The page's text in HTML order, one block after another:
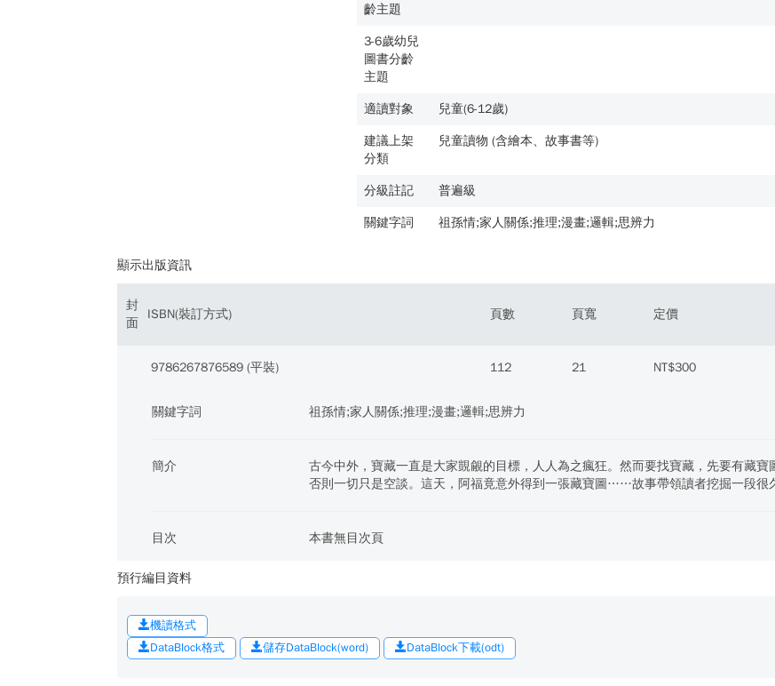
齡主題
3-6歲幼兒
圖書分齡
主題
適讀對象 兒童(6-12歲)
建議上架
分類
兒童讀物 (含繪本、故事書等)
分級註記 普遍級
關鍵字詞 祖孫情;家人關係;推理;漫畫;邏輯;思辨力
顯示出版資訊
封
面
ISBN(裝訂方式) 頁數 頁寬 定價
9786267876589 (平裝) 112 21 NT$300
關鍵字詞 祖孫情;家人關係;推理;漫畫;邏輯;思辨力
簡介
古今中外，寶藏一直是大家覬覦的目標，人人為之瘋狂。然而要找寶藏，先要有藏
否則一切只是空談。這天，阿福竟意外得到一張藏寶圖……故事帶領讀者挖掘一段很
目次 本書無目次頁
預行編目資料
機讀格式
DataBlock格式
儲存DataBlock(word) DataBlock下載(odt)